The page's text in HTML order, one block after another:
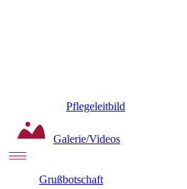
Pflegeleitbild
Galerie/Videos
Grußbotschaft